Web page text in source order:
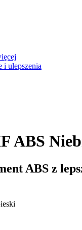
i ulepszenia
ABS
ABS z